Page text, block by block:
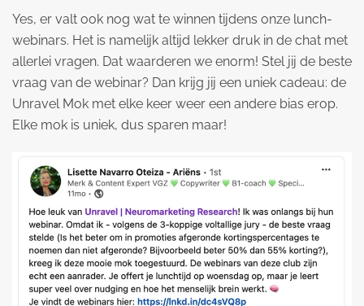
Yes, er valt ook nog wat te winnen tijdens onze lunch-
webinars. Het is namelijk altijd lekker druk in de chat met
allerlei vragen. Dat waarderen we enorm! Stel jij de beste
vraag van de webinar? Dan krijg jij een uniek cadeau: de
Unravel Mok met elke keer weer een andere bias erop.
Elke mok is uniek, dus sparen maar!